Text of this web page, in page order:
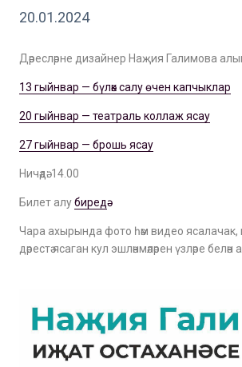
20.01.2024
Дәресләрне дизайнер Наҗия Галимова
13 гыйнвар — бүләк салу өчен капчыклар
20 гыйнвар — театраль коллаж ясау
27 гыйнвар — брошь ясау
Ничәдә: 14.00
Билет алубиредә
Чара ахырында фото һәм видео
дәрестә ясаган кул эшләнмәләрен үзләре